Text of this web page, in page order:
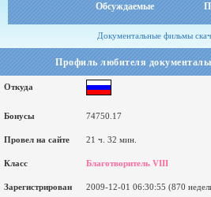
Обсуждаемые
Документальные фильмы
Профиль любителя
Откуда
Бонусы 74750.17
Провел на сайте 21 ч. 32 мин.
Класс Благотворитель VIII
Зарегистрирован 2009-12-01 06:30:55 (870